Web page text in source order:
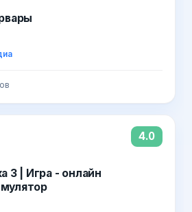
4.0
3 | Игра - онлайн